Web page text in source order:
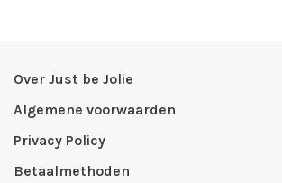
Over Just be Jolie
Algemene voorwaarden
Privacy Policy
Betaalmethoden